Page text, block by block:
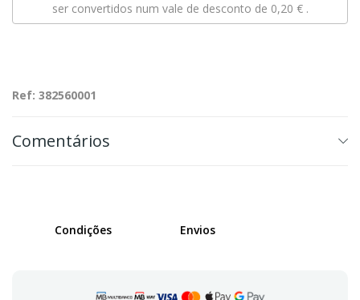
ser convertidos num vale de desconto de 0,20 €.
Ref: 382560001
Comentários
Condições Envios